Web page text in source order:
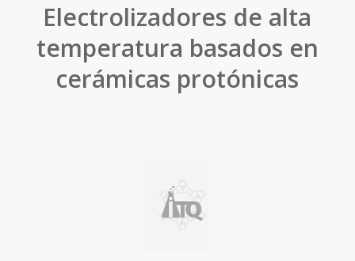
Electrolizadores de alta
temperatura basados en
cerámicas protónicas